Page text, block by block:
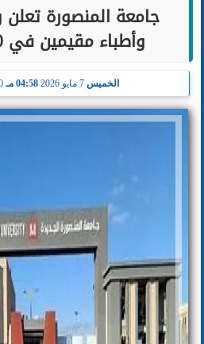
جامعة المنصورة
وأطباء مقيمين في 110 تخصصات
الخميس 7 مايو 2026 04:58 مـ 20